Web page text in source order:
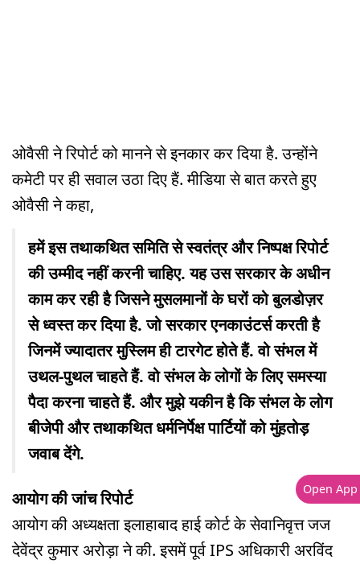
ओवैसी ने रिपोर्ट को मानने से इनकार कर दिया है. उन्होंने
कमेटी पर ही सवाल उठा दिए हैं. मीडिया से बात करते हुए
ओवैसी ने कहा,
हमें इस तथाकथित समिति से स्वतंत्र और निष्पक्ष रिपोर्ट
की उम्मीद नहीं करनी चाहिए. यह उस सरकार के अधीन
काम कर रही है जिसने मुसलमानों के घरों को बुलडोज़र
से ध्वस्त कर दिया है. जो सरकार एनकाउंटर्स करती है
जिनमें ज्यादातर मुस्लिम ही टारगेट होते हैं. वो संभल में
उथल-पुथल चाहते हैं. वो संभल के लोगों के लिए समस्या
पैदा करना चाहते हैं. और मुझे यकीन है कि संभल के लोग
बीजेपी और तथाकथित धर्मनिर्पेक्ष पार्टियों को मुंहतोड़
जवाब देंगे.
आयोग की जांच रिपोर्ट
आयोग की अध्यक्षता इलाहाबाद हाई कोर्ट के सेवानिवृत्त जज
देवेंद्र कुमार अरोड़ा ने की. इसमें पूर्व IPS अधिकारी अरविंद
Open App